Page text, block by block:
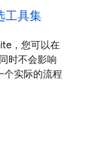
工具集
，您可以在
时不会影响
个实际的流程